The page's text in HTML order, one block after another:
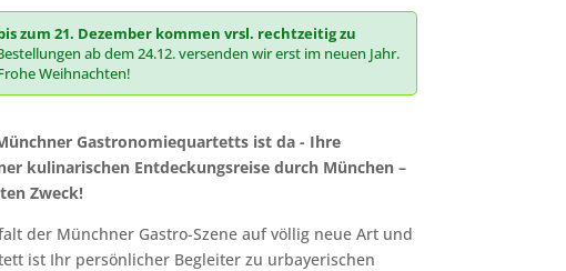
zum 21. Dezember kommen vrsl. rechtzeitig zu
ab dem 24.12. versenden wir erst im neuen Jahr.
Weihnachten!
Gastronomiequartetts ist da - Ihre
kulinarischen Entdeckungsreise durch München –
Zweck!
der Münchner Gastro-Szene auf völlig neue Art und
ist Ihr persönlicher Begleiter zu urbayerischen